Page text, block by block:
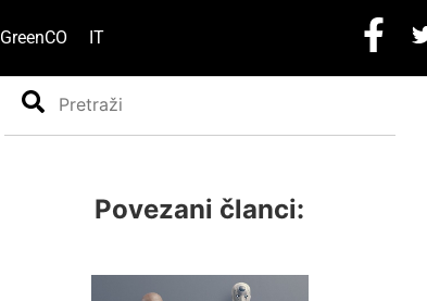
GreenCO IT
Search
Povezani članci: